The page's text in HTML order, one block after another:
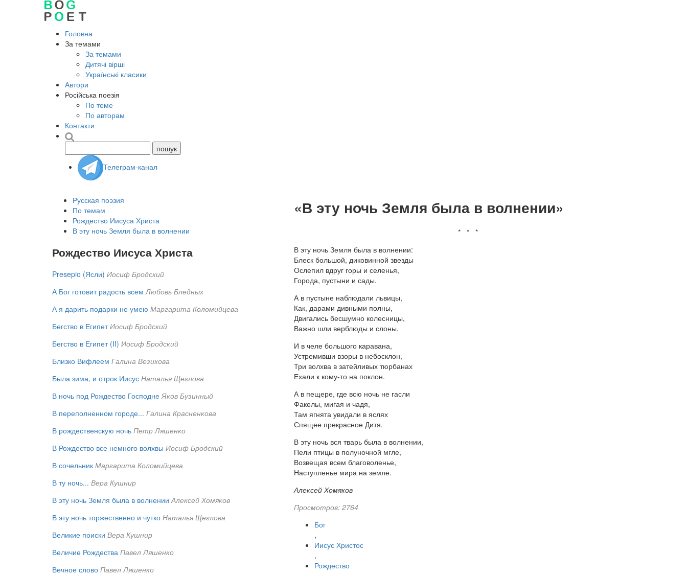
Головна
За темами
За темами
Дитячі вірші
Українські класики
Автори
Російська поезія
По теме
По авторам
Контакти
Телеграм-канал
«В эту ночь Земля была в волнении»
* * *
В эту ночь Земля была в волнении:
Блеск большой, диковинной звезды
Ослепил вдруг горы и селенья,
Города, пустыни и сады.
А в пустыне наблюдали львицы,
Как, дарами дивными полны,
Двигались бесшумно колесницы,
Важно шли верблюды и слоны.
И в челе большого каравана,
Устремивши взоры в небосклон,
Три волхва в затейливых тюрбанах
Ехали к кому-то на поклон.
А в пещере, где всю ночь не гасли
Факелы, мигая и чадя,
Там ягнята увидали в яслях
Спящее прекрасное Дитя.
В эту ночь вся тварь была в волнении,
Пели птицы в полуночной мгле,
Возвещая всем благоволенье,
Наступленье мира на земле.
Алексей Хомяков
Просмотров: 2764
Бог
,
Иисус Христос
,
Рождество
Русская поэзия
По темам
Рождество Иисуса Христа
В эту ночь Земля была в волнении
Рождество Иисуса Христа
Presepio (Ясли) Иосиф Бродский
А Бог готовит радость всем Любовь Бледных
А я дарить подарки не умею Маргарита Коломийцева
Бегство в Египет Иосиф Бродский
Бегство в Египет (II) Иосиф Бродский
Близко Вифлеем Галина Везикова
Была зима, и отрок Иисус Наталья Щеглова
В ночь под Рождество Господне Яков Бузинный
В переполненном городе... Галина Красненкова
В рождественскую ночь Петр Ляшенко
В Рождество все немного волхвы Иосиф Бродский
В сочельник Маргарита Коломийцева
В ту ночь... Вера Кушнир
В эту ночь Земля была в волнении Алексей Хомяков
В эту ночь торжественно и чутко Наталья Щеглова
Великие поиски Вера Кушнир
Величие Рождества Павел Ляшенко
Вечное слово Павел Ляшенко